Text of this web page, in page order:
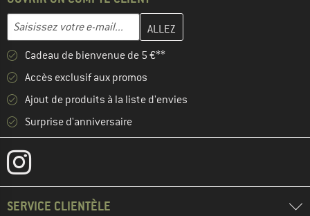
Adresse e-mail
Entrez votre adresse e-mail ici et créez votre compte client à la
Cadeau de bienvenue de 5 €**
Accès exclusif aux promos
Ajout de produits à la liste d'envies
Surprise d'anniversaire
SERVICE CLIENTÈLE